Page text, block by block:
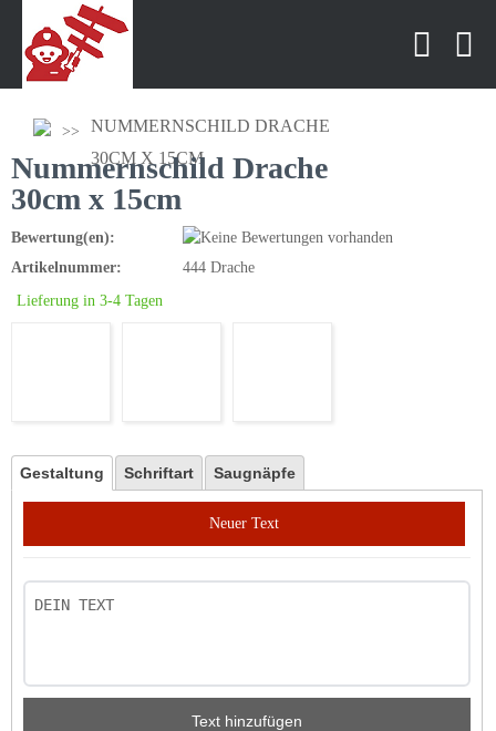
NUMMERNSCHILD DRACHE
30CM X 15CM
Nummernschild Drache
30cm x 15cm
Bewertung(en):
Artikelnummer:
444 Drache
Lieferung in 3-4 Tagen
Gestaltung Schriftart Saugnäpfe
Neuer Text
Text hinzufügen